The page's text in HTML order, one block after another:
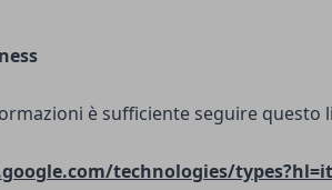
è sufficiente seguire questo
technologies/types?hl=it